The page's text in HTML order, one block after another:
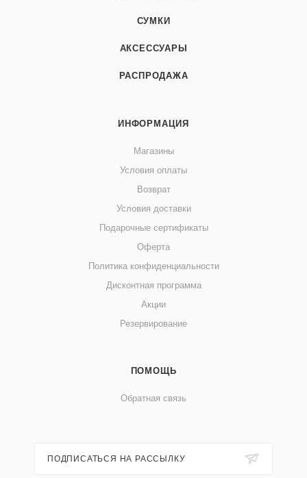
СУМКИ
АКСЕССУАРЫ
РАСПРОДАЖА
ИНФОРМАЦИЯ
Магазины
Условия оплаты
Возврат
Условия доставки
Подарочные сертификаты
Оферта
Политика конфиденциальности
Дисконтная программа
Акции
Резервирование
ПОМОЩЬ
Обратная связь
ПОДПИСАТЬСЯ НА РАССЫЛКУ